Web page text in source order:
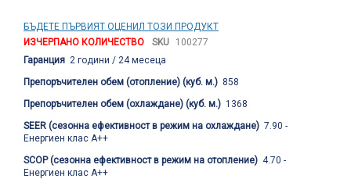
БЪДЕТЕ ПЪРВИЯТ ОЦЕНИЛ ТОЗИ ПРОДУКТ
ИЗЧЕРПАНО КОЛИЧЕСТВО
SKU
100277
Гаранция 2 години / 24 месеца
Препоръчителен обем (отопление) (куб. м.) 858
Препоръчителен обем (охлаждане) (куб. м.) 1368
SEER (сезонна ефективност в режим на охлаждане) 7.90 -
Енергиен клас А++
SCOP (сезонна ефективност в режим на отопление) 4.70 -
Енергиен клас А++